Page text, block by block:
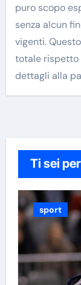
puro scopo
senza alcun
vigenti.
totale rispetto
dettagli alla
Ti sei
sport